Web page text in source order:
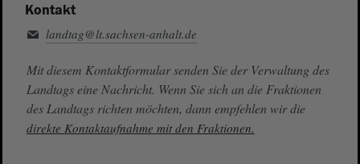
Kontakt
landtag@lt.sachsen-anhalt.de
Mit diesem Kontaktformular senden Sie der Verwaltung des
Landtags eine Nachricht. Wenn Sie sich an die Fraktionen
des Landtags richten möchten, dann empfehlen wir die
direkte Kontaktaufnahme mit den Fraktionen.